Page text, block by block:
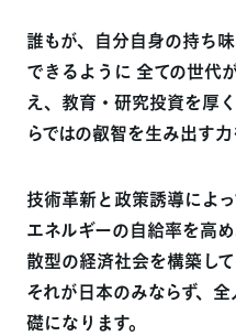
誰もが、自分自身の持ち
できるように 全ての世代
え、教育・研究投資を厚く
らではの叡智を生み出す力
技術革新と政策誘導によ
エネルギーの自給率を高め
散型の経済社会を構築して
それが日本のみならず、
礎になります。